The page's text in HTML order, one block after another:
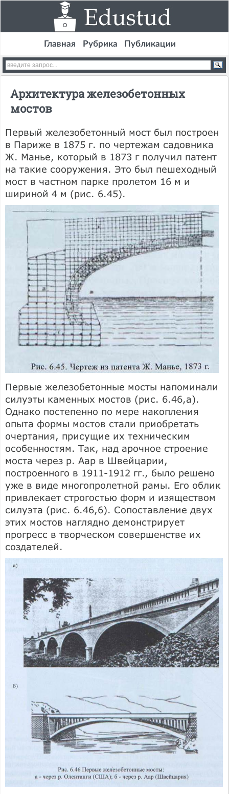
Главная Рубрика Публикации
Архитектура железобетонных
мостов
Первый железобетонный мост был построен
в Париже в 1875 г. по черте­жам садовника
Ж. Манье, который в 1873 г получил патент
на такие сооруже­ния. Это был пешеходный
мост в частном парке пролетом 16 м и
шириной 4 м (рис. 6.45).
Первые железобетонные мосты напоминали
силуэты каменных мостов (рис. 6.46,а).
Однако постепенно по мере накопления
опыта формы мостов стали при­обретать
очертания, присущие их техническим
особенностям. Так, над арочное строение
моста через р. Аар в Швейцарии,
построенного в 1911-1912 гг., было решено
уже в виде многопролетной рамы. Его облик
привлекает строгостью форм и изяществом
силуэта (рис. 6.46,6). Сопоставление двух
этих мостов наглядно де­монстрирует
прогресс в творческом совершенстве их
создателей.